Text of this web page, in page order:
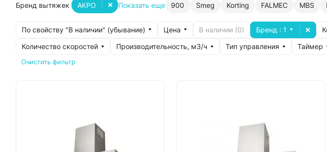
Бренд вытяжек Показать еще 900 Smeg Korting FALMEC MBS
AKPO
По свойству "В наличии" (убывание) Цена В наличии (0) Бренд : 1
Количество скоростей Производительность, м3/ч Тип управления Таймер
Очистить фильтр